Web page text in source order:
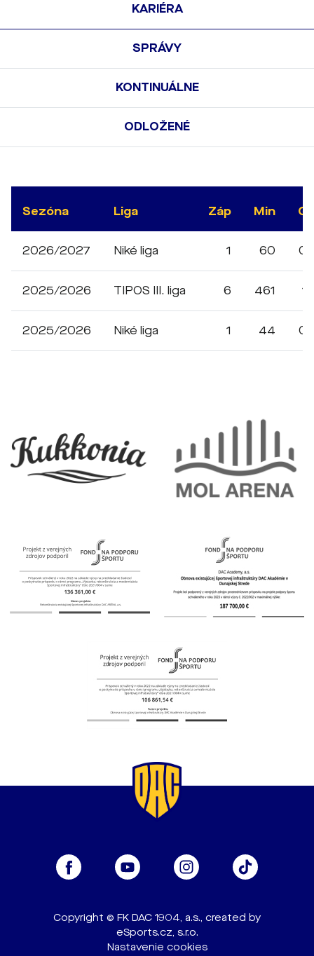
KARIÉRA
SPRÁVY
KONTINUÁLNE
ODLOŽENÉ
Sezóna Liga Záp Min G
2026/2027 Niké liga 1 60 0
2025/2026 TIPOS III. liga 6 461 1
2025/2026 Niké liga 1 44 0
Copyright © FK DAC 1904, a.s., created by
eSports.cz, s.r.o.
Nastavenie cookies